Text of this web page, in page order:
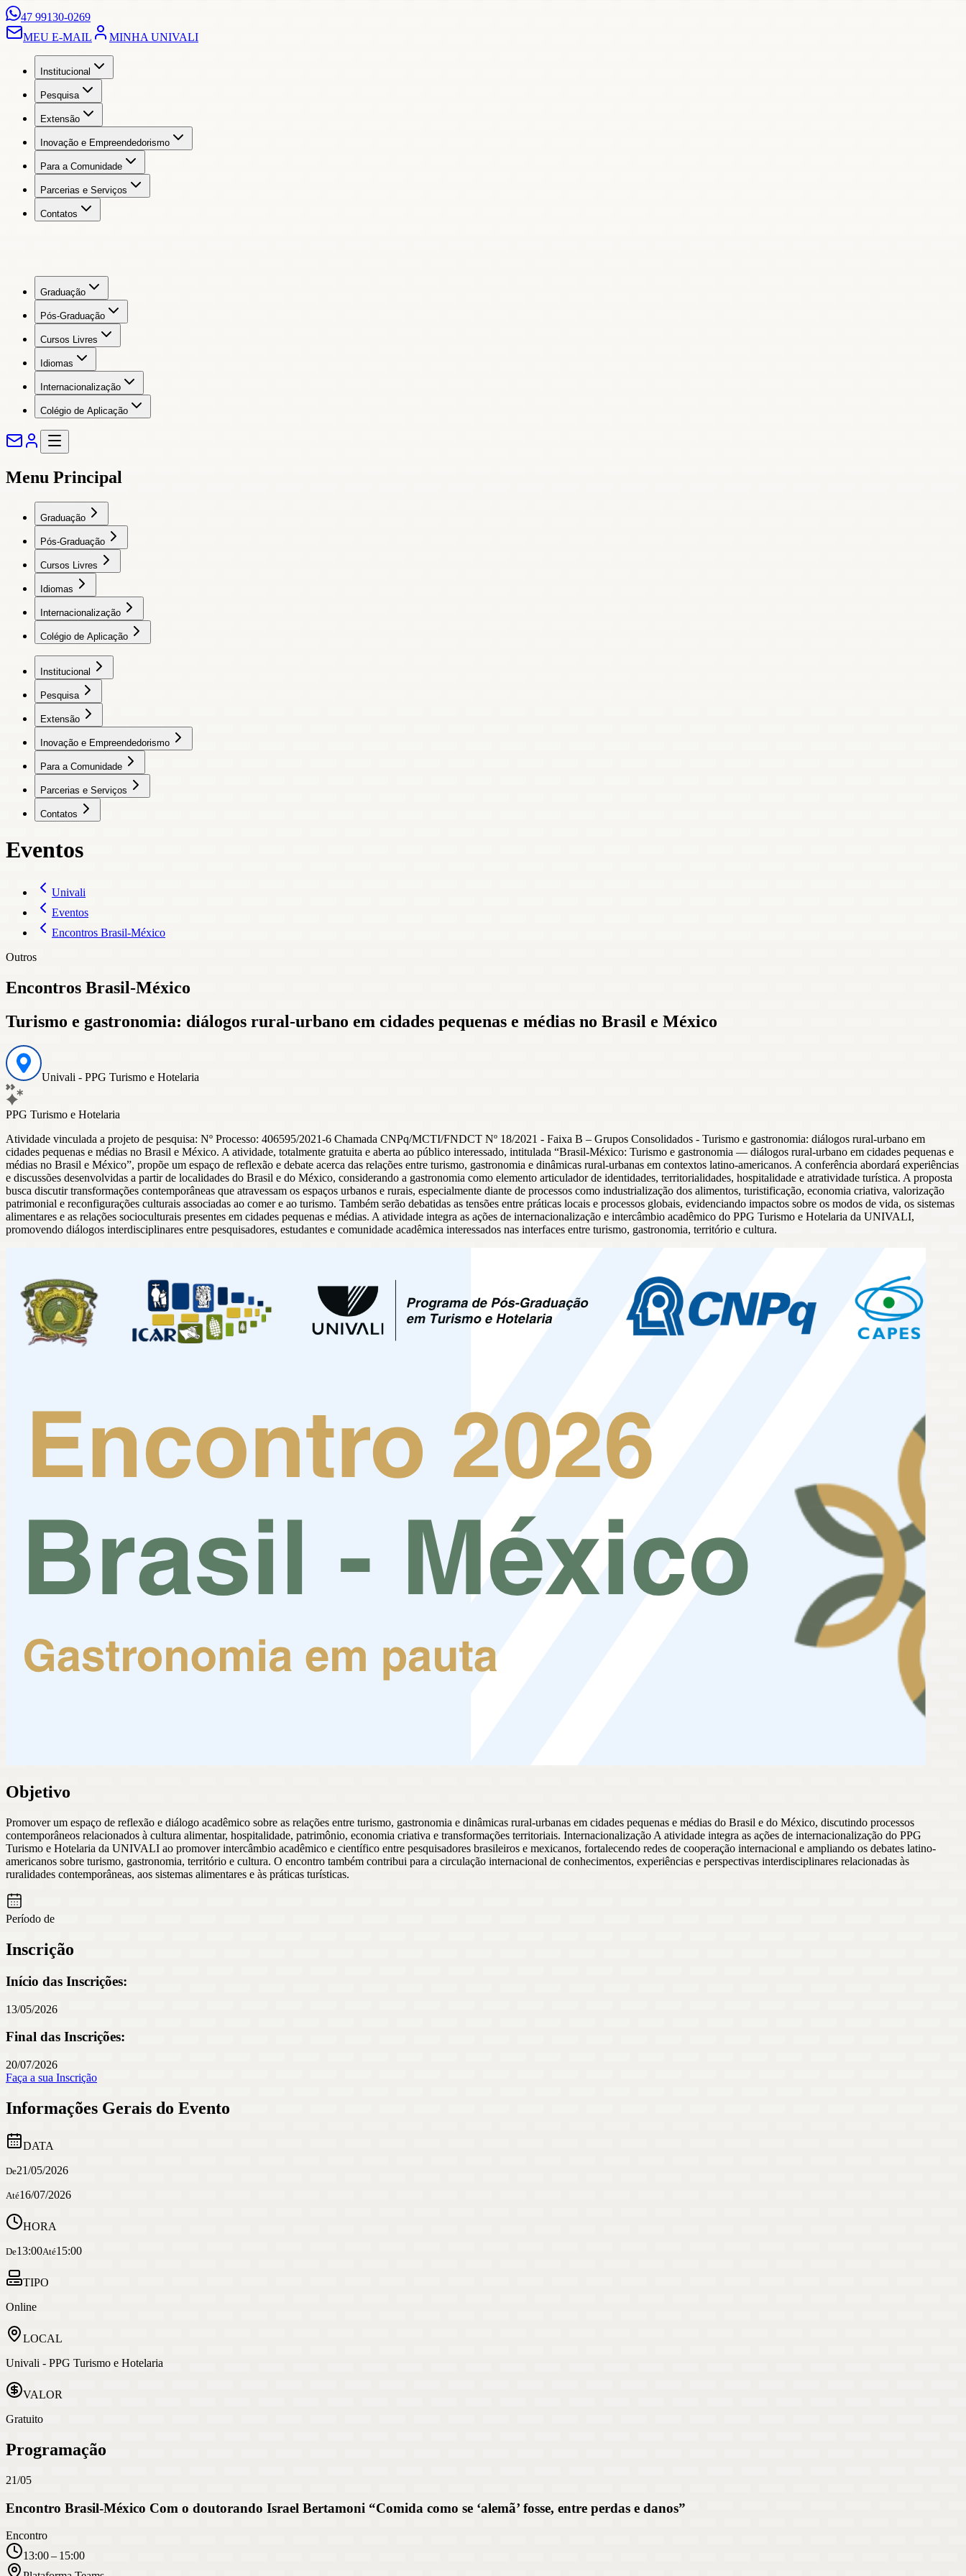
47 99130-0269
MEU E-MAIL
MINHA UNIVALI
Institucional
Pesquisa
Extensão
Inovação e Empreendedorismo
Para a Comunidade
Parcerias e Serviços
Contatos
Graduação
Pós-Graduação
Cursos Livres
Idiomas
Internacionalização
Colégio de Aplicação
Menu Principal
Graduação
Pós-Graduação
Cursos Livres
Idiomas
Internacionalização
Colégio de Aplicação
Institucional
Pesquisa
Extensão
Inovação e Empreendedorismo
Para a Comunidade
Parcerias e Serviços
Contatos
Eventos
Univali
Eventos
Encontros Brasil-México
Outros
Encontros Brasil-México
Turismo e gastronomia: diálogos rural-urbano em cidades pequenas e médias no Brasil e México
Univali - PPG Turismo e Hotelaria
PPG Turismo e Hotelaria
Atividade vinculada a projeto de pesquisa: Nº Processo: 406595/2021-6 Chamada CNPq/MCTI/FNDCT Nº 18/2021 - Faixa B – Grupos Consolidados - Turismo e gastronomia: diálogos rural-urbano em
cidades pequenas e médias no Brasil e México. A atividade, totalmente gratuita e aberta ao público interessado, intitulada “Brasil-México: Turismo e gastronomia — diálogos rural-urbano em cidades pequenas e
médias no Brasil e México”, propõe um espaço de reflexão e debate acerca das relações entre turismo, gastronomia e dinâmicas rural-urbanas em contextos latino-americanos. A conferência abordará experiências
e discussões desenvolvidas a partir de localidades do Brasil e do México, considerando a gastronomia como elemento articulador de identidades, territorialidades, hospitalidade e atratividade turística. A proposta
busca discutir transformações contemporâneas que atravessam os espaços urbanos e rurais, especialmente diante de processos como industrialização dos alimentos, turistificação, economia criativa, valorização
patrimonial e reconfigurações culturais associadas ao comer e ao turismo. Também serão debatidas as tensões entre práticas locais e processos globais, evidenciando impactos sobre os modos de vida, os sistemas
alimentares e as relações socioculturais presentes em cidades pequenas e médias. A atividade integra as ações de internacionalização e intercâmbio acadêmico do PPG Turismo e Hotelaria da UNIVALI,
promovendo diálogos interdisciplinares entre pesquisadores, estudantes e comunidade acadêmica interessados nas interfaces entre turismo, gastronomia, território e cultura.
Objetivo
Promover um espaço de reflexão e diálogo acadêmico sobre as relações entre turismo, gastronomia e dinâmicas rural-urbanas em cidades pequenas e médias do Brasil e do México, discutindo processos
contemporâneos relacionados à cultura alimentar, hospitalidade, patrimônio, economia criativa e transformações territoriais. Internacionalização A atividade integra as ações de internacionalização do PPG
Turismo e Hotelaria da UNIVALI ao promover intercâmbio acadêmico e científico entre pesquisadores brasileiros e mexicanos, fortalecendo redes de cooperação internacional e ampliando os debates latino-
americanos sobre turismo, gastronomia, território e cultura. O encontro também contribui para a circulação internacional de conhecimentos, experiências e perspectivas interdisciplinares relacionadas às
ruralidades contemporâneas, aos sistemas alimentares e às práticas turísticas.
Período de
Inscrição
Início das Inscrições:
13/05/2026
Final das Inscrições:
20/07/2026
Faça a sua Inscrição
Informações Gerais do Evento
DATA
De21/05/2026
Até16/07/2026
HORA
De13:00Até15:00
TIPO
Online
LOCAL
Univali - PPG Turismo e Hotelaria
VALOR
Gratuito
Programação
21/05
Encontro Brasil-México Com o doutorando Israel Bertamoni “Comida como se ‘alemã’ fosse, entre perdas e danos”
Encontro
13:00 – 15:00